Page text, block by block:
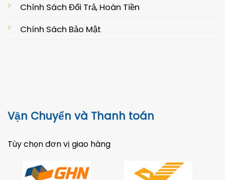
Chính Sách Đổi Trả, Hoàn Tiền
Chính Sách Bảo Mật
Vận Chuyển và Thanh toán
Tùy chọn đơn vị giao hàng